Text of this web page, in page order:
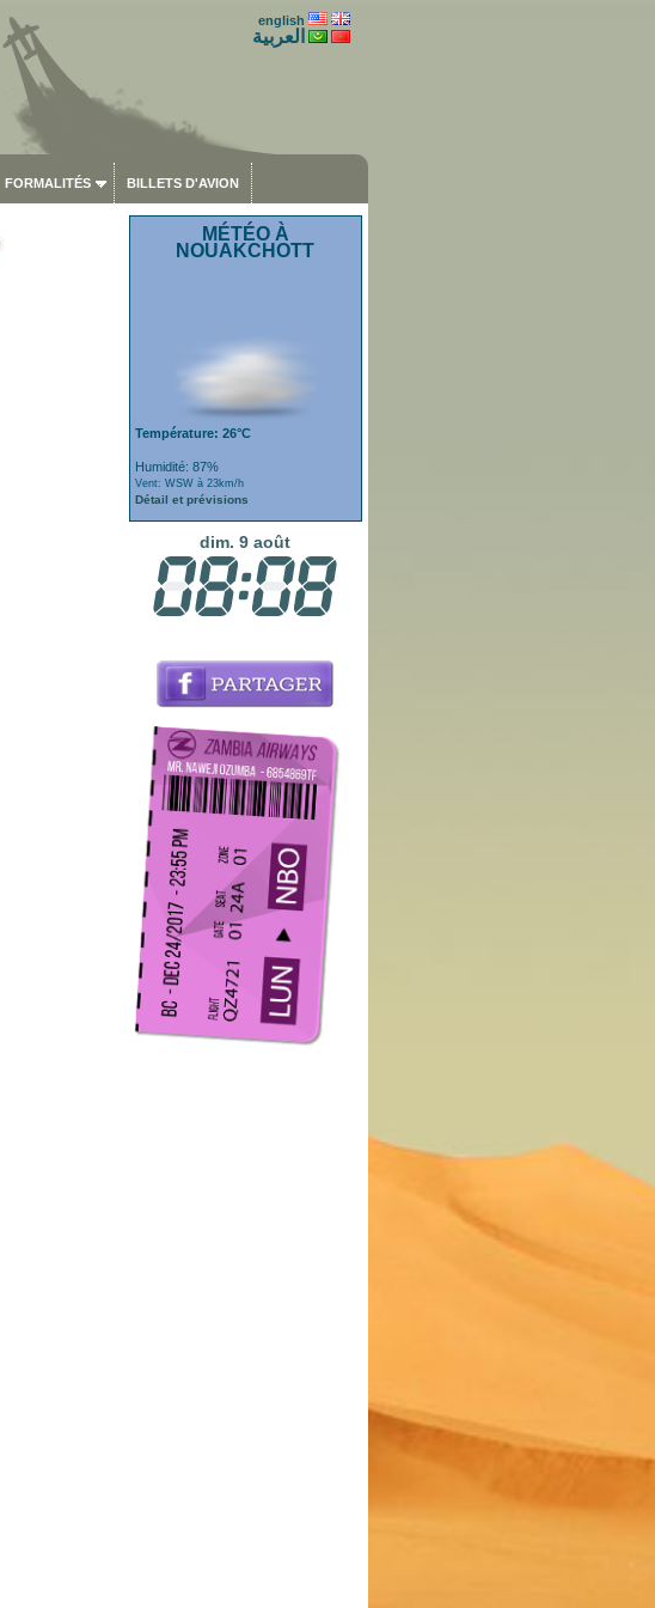
english
العربية
FORMALITÉS BILLETS D'AVION
MÉTÉO À
NOUAKCHOTT
Température: 26°C
Humidité: 87%
Vent: WSW à 23km/h
Détail et prévisions
dim. 9 août